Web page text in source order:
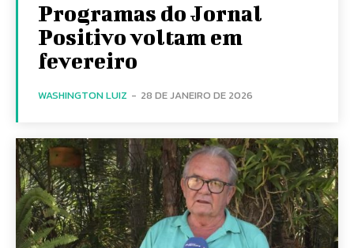
Programas do Jornal
Positivo voltam em
fevereiro
WASHINGTON LUIZ - 28 DE JANEIRO DE 2026